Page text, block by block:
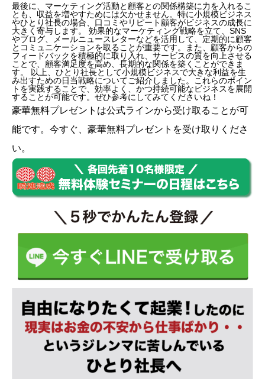
最後に、マーケティング活動と顧客との関係構築に力を入れるこ
とも、収益を増やすためには欠かせません。特に小規模ビジネス
やひとり社長の場合、口コミやリピート顧客がビジネスの成長に
大きく寄与します。 効果的なマーケティング戦略を立て、SNS
やブログ、メールニュースレターなどを活用して、定期的に顧客
とコミュニケーションを取ることが重要です。また、顧客からの
フィードバックを積極的に取り入れ、サービスの質を向上させる
ことで、顧客満足度を高め、長期的な関係を築くことができま
す。 以上、ひとり社長として小規模ビジネスで大きな利益を生
み出すための日当戦略についてご紹介しました。これらのポイン
トを実践することで、効率よく、かつ持続可能なビジネスを展開
することが可能です。ぜひ参考にしてみてくださいね！
豪華無料プレゼントは公式ラインから受け取ることが可
能です。今すぐ、豪華無料プレゼントを受け取りくださ
い。